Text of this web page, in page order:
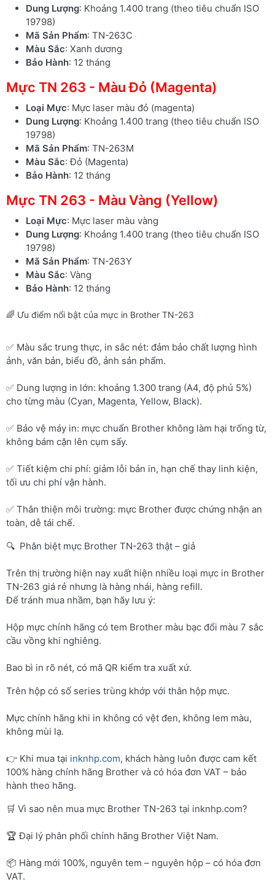
Dung Lượng: Khoảng 1.400 trang (theo tiêu chuẩn ISO
19798)
Mã Sản Phẩm: TN-263C
Màu Sắc: Xanh dương
Bảo Hành: 12 tháng
Mực TN 263 - Màu Đỏ (Magenta)
Loại Mực: Mực laser màu đỏ (magenta)
Dung Lượng: Khoảng 1.400 trang (theo tiêu chuẩn ISO
19798)
Mã Sản Phẩm: TN-263M
Màu Sắc: Đỏ (Magenta)
Bảo Hành: 12 tháng
Mực TN 263 - Màu Vàng (Yellow)
Loại Mực: Mực laser màu vàng
Dung Lượng: Khoảng 1.400 trang (theo tiêu chuẩn ISO
19798)
Mã Sản Phẩm: TN-263Y
Màu Sắc: Vàng
Bảo Hành: 12 tháng
🌈 Ưu điểm nổi bật của mực in Brother TN-263
✅ Màu sắc trung thực, in sắc nét: đảm bảo chất lượng hình
ảnh, văn bản, biểu đồ, ảnh sản phẩm.
✅ Dung lượng in lớn: khoảng 1.300 trang (A4, độ phủ 5%)
cho từng màu (Cyan, Magenta, Yellow, Black).
✅ Bảo vệ máy in: mực chuẩn Brother không làm hại trống từ,
không bám cặn lên cụm sấy.
✅ Tiết kiệm chi phí: giảm lỗi bản in, hạn chế thay linh kiện,
tối ưu chi phí vận hành.
✅ Thân thiện môi trường: mực Brother được chứng nhận an
toàn, dễ tái chế.
🔍 Phân biệt mực Brother TN-263 thật – giả
Trên thị trường hiện nay xuất hiện nhiều loại mực in Brother
TN-263 giá rẻ nhưng là hàng nhái, hàng refill.
Để tránh mua nhầm, bạn hãy lưu ý:
Hộp mực chính hãng có tem Brother màu bạc đổi màu 7 sắc
cầu vồng khi nghiêng.
Bao bì in rõ nét, có mã QR kiểm tra xuất xứ.
Trên hộp có số series trùng khớp với thân hộp mực.
Mực chính hãng khi in không có vệt đen, không lem màu,
không mùi lạ.
👉 Khi mua tại inknhp.com, khách hàng luôn được cam kết
100% hàng chính hãng Brother và có hóa đơn VAT – bảo
hành theo hãng.
🛒 Vì sao nên mua mực Brother TN-263 tại inknhp.com?
🏆 Đại lý phân phối chính hãng Brother Việt Nam.
📦 Hàng mới 100%, nguyên tem – nguyên hộp – có hóa đơn
VAT.